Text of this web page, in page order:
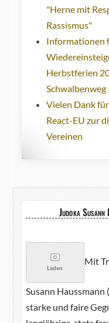
"Herne mit
Rassismus"
Informationen
Herbstferien
Schwalbenweg
Vielen Dank
React-EU zur
Vereinen
Judoka
Laden
Mit
Susann Haussmann
starke und faire